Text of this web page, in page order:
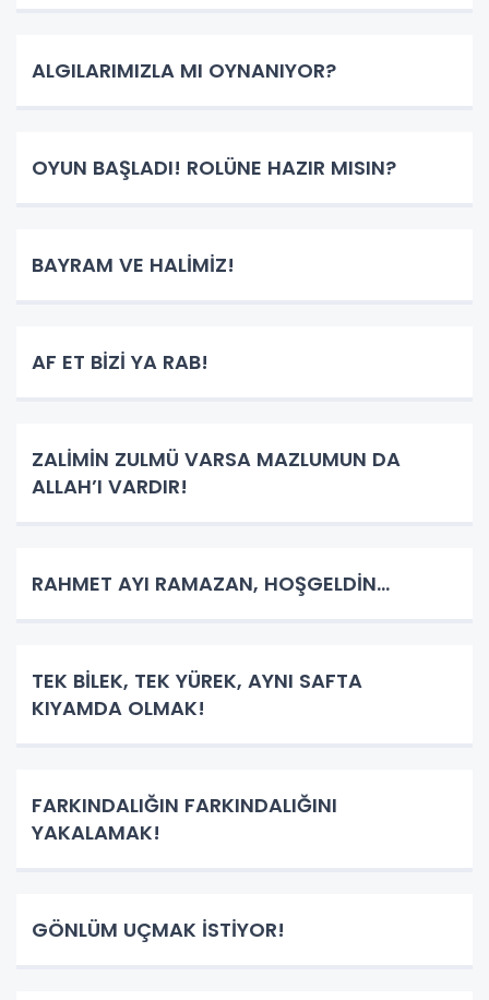
ALGILARIMIZLA MI OYNANIYOR?
OYUN BAŞLADI! ROLÜNE HAZIR MISIN?
BAYRAM VE HALİMİZ!
AF ET BİZİ YA RAB!
ZALİMİN ZULMÜ VARSA MAZLUMUN DA
ALLAH’I VARDIR!
RAHMET AYI RAMAZAN, HOŞGELDİN...
TEK BİLEK, TEK YÜREK, AYNI SAFTA
KIYAMDA OLMAK!
FARKINDALIĞIN FARKINDALIĞINI
YAKALAMAK!
GÖNLÜM UÇMAK İSTİYOR!